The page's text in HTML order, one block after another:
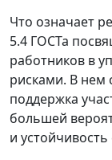
Что означает
5.4 ГОСТа
работников в
рисками. В нем
поддержка
большей
и